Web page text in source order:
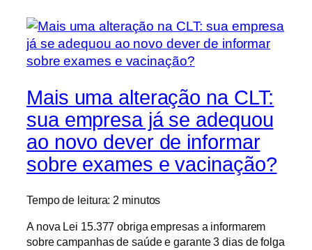
Mais uma alteração na CLT:
sua empresa já se adequou
ao novo dever de informar
sobre exames e vacinação?
Tempo de leitura: 2 minutos
A nova Lei 15.377 obriga empresas a informarem
sobre campanhas de saúde e garante 3 dias de folga